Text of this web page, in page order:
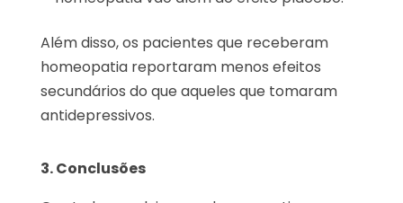
Além disso, os pacientes que receberam
homeopatia reportaram menos efeitos
secundários do que aqueles que tomaram
antidepressivos.
3. Conclusões